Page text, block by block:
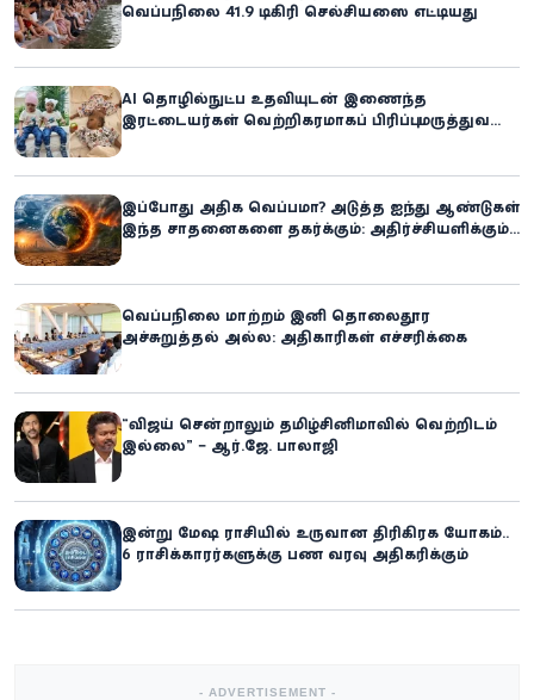
வெப்பநிலை 41.9 டிகிரி செல்சியஸை எட்டியது
AI தொழில்நுட்ப உதவியுடன் இணைந்த
இரட்டையர்கள் வெற்றிகரமாகப் பிரிப்பு: மருத்துவ
இப்போது அதிக வெப்பமா? அடுத்த ஐந்து ஆண்டுகள்
இந்த சாதனைகளை தகர்க்கும்: அதிர்ச்சியளிக்கும்
வெப்பநிலை மாற்றம் இனி தொலைதூர
அச்சுறுத்தல் அல்ல: அதிகாரிகள் எச்சரிக்கை
“விஜய் சென்றாலும் தமிழ்சினிமாவில் வெற்றிடம்
இல்லை” – ஆர்.ஜே. பாலாஜி
இன்று மேஷ ராசியில் உருவான திரிகிரக யோகம்..
6 ராசிக்காரர்களுக்கு பண வரவு அதிகரிக்கும்
- ADVERTISEMENT -